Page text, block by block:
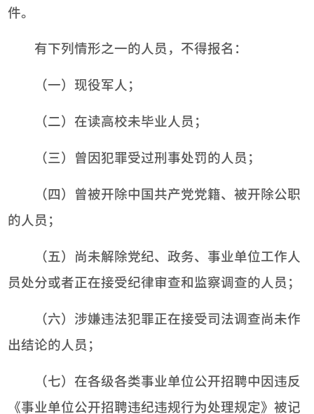
件。
有下列情形之一的人员，不得报名：
（一）现役军人；
（二）在读高校未毕业人员；
（三）曾因犯罪受过刑事处罚的人员；
（四）曾被开除中国共产党党籍、被开除公职
的人员；
（五）尚未解除党纪、政务、事业单位工作人
员处分或者正在接受纪律审查和监察调查的人员；
（六）涉嫌违法犯罪正在接受司法调查尚未作
出结论的人员；
（七）在各级各类事业单位公开招聘中因违反
《事业单位公开招聘违纪违规行为处理规定》被记